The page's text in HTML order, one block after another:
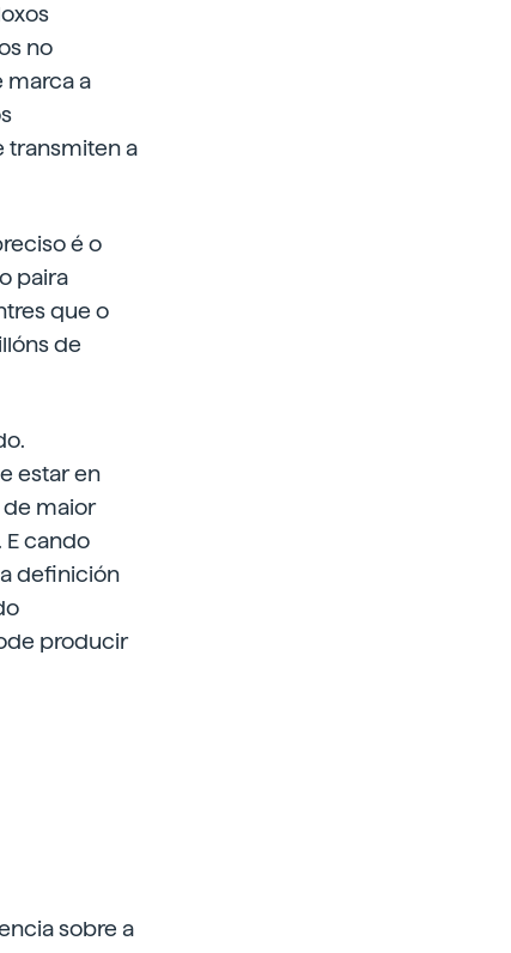
no
marca a
transmiten a
é o
paira
que o
de
estar en
de maior
cando
definición
producir
sobre a